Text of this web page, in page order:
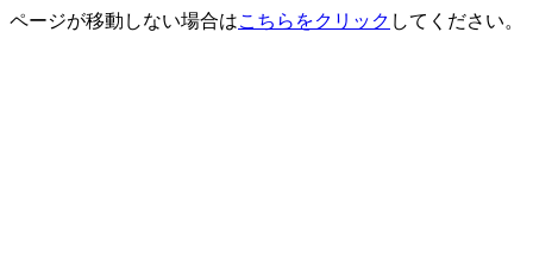
ページが移動しない場合はこちらをクリック してください。